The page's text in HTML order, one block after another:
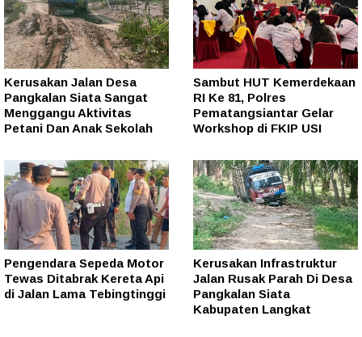
Kerusakan Jalan Desa
Pangkalan Siata Sangat
Menggangu Aktivitas
Petani Dan Anak Sekolah
Sambut HUT Kemerdekaan
RI Ke 81, Polres
Pematangsiantar Gelar
Workshop di FKIP USI
Pengendara Sepeda Motor
Tewas Ditabrak Kereta Api
di Jalan Lama Tebingtinggi
Kerusakan Infrastruktur
Jalan Rusak Parah Di Desa
Pangkalan Siata
Kabupaten Langkat